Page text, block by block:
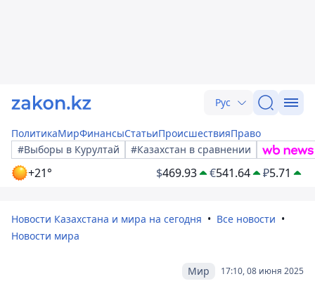
Рус
ПолитикаМирФинансыСтатьиПроисшествияПраво
#Выборы в Курултай
#Казахстан в сравнении
+21° $469.93 €541.64 ₽5.71
Новости Казахстана и мира на сегодня
Все новости
Новости мира
17:10, 08 июня 2025
Мир